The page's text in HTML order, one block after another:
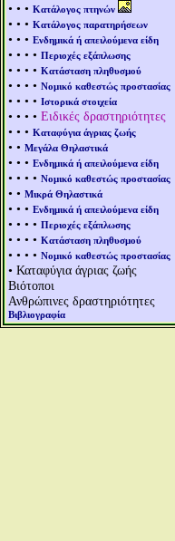
• • • Κατάλογος πτηνών
• • • Κατάλογος παρατηρήσεων
• • • Ενδημικά ή απειλούμενα είδη
• • • • Περιοχές εξάπλωσης
• • • • Κατάσταση πληθυσμού
• • • • Νομικό καθεστώς προστασίας
• • • • Ιστορικά στοιχεία
• • • • Ειδικές δραστηριότητες
• • • Καταφύγια άγριας ζωής
• • Μεγάλα Θηλαστικά
• • • Ενδημικά ή απειλούμενα είδη
• • • • Νομικό καθεστώς προστασίας
• • Μικρά Θηλαστικά
• • • Ενδημικά ή απειλούμενα είδη
• • • • Περιοχές εξάπλωσης
• • • • Κατάσταση πληθυσμού
• • • • Νομικό καθεστώς προστασίας
• Καταφύγια άγριας ζωής
Βιότοποι
Ανθρώπινες δραστηριότητες
Βιβλιογραφία